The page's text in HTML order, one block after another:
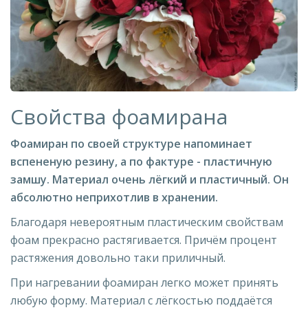
Свойства фоамирана
Фоамиран по своей структуре напоминает
вспененую резину, а по фактуре - пластичную
замшу. Материал очень лёгкий и пластичный. Он
абсолютно неприхотлив в хранении.
Благодаря невероятным пластическим свойствам
фоам прекрасно растягивается. Причём процент
растяжения довольно таки приличный.
При нагревании фоамиран легко может принять
любую форму. Материал с лёгкостью поддаётся